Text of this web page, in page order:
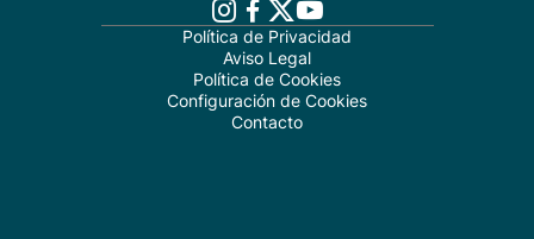
Política de Privacidad
Aviso Legal
Política de Cookies
Configuración de Cookies
Contacto